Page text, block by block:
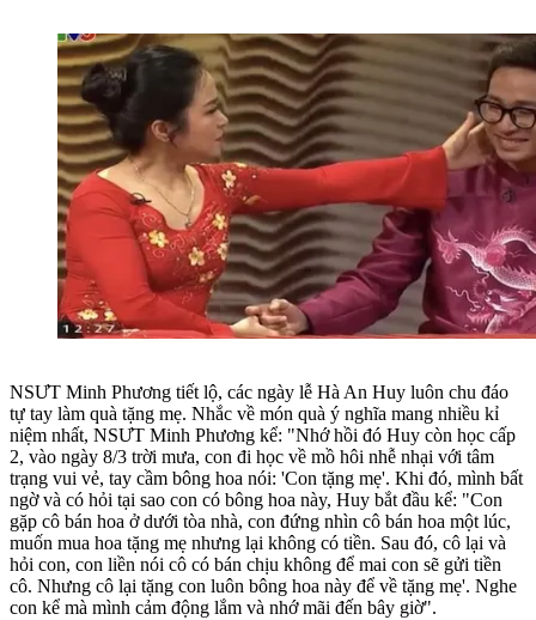
NSƯT Minh Phương tiết lộ, các ngày lễ Hà An Huy luôn chu đáo
tự tay làm quà tặng mẹ. Nhắc về món quà ý nghĩa mang nhiều kỉ
niệm nhất, NSƯT Minh Phương kể: "Nhớ hồi đó Huy còn học cấp
2, vào ngày 8/3 trời mưa, con đi học về mồ hôi nhễ nhại với tâm
trạng vui vẻ, tay cầm bông hoa nói: 'Con tặng mẹ'. Khi đó, mình bất
ngờ và có hỏi tại sao con có bông hoa này, Huy bắt đầu kể: "Con
gặp cô bán hoa ở dưới tòa nhà, con đứng nhìn cô bán hoa một lúc,
muốn mua hoa tặng mẹ nhưng lại không có tiền. Sau đó, cô lại và
hỏi con, con liền nói cô có bán chịu không để mai con sẽ gửi tiền
cô. Nhưng cô lại tặng con luôn bông hoa này để về tặng mẹ'. Nghe
con kể mà mình cảm động lắm và nhớ mãi đến bây giờ".